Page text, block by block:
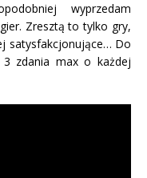
wyprzedam
Zresztą to tylko gry,
satysfakcjonujące… Do
zdania max o każdej